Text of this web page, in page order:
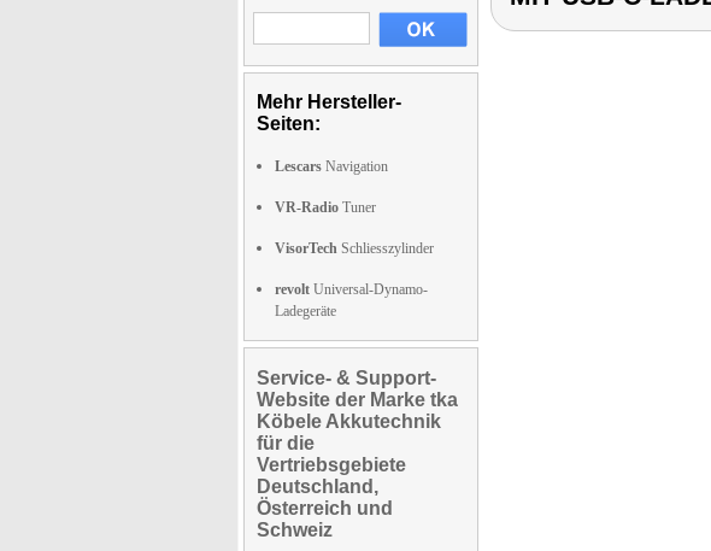
Mehr Hersteller-
Seiten:
Lescars Navigation
VR-Radio Tuner
VisorTech Schliesszylinder
revolt Universal-Dynamo-
Ladegeräte
Service- & Support-
Website der Marke tka
Köbele Akkutechnik
für die
Vertriebsgebiete
Deutschland,
Österreich und
Schweiz